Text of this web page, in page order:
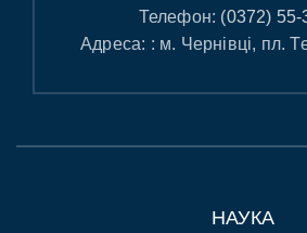
Телефон: (0372) 55-
Адреса: : м. Чернівці, пл.
НАУКА